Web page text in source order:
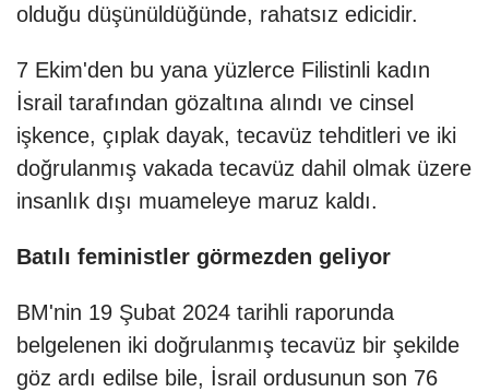
olduğu düşünüldüğünde, rahatsız edicidir.
7 Ekim'den bu yana yüzlerce Filistinli kadın
İsrail tarafından gözaltına alındı ve cinsel
işkence, çıplak dayak, tecavüz tehditleri ve iki
doğrulanmış vakada tecavüz dahil olmak üzere
insanlık dışı muameleye maruz kaldı.
Batılı feministler görmezden geliyor
BM'nin 19 Şubat 2024 tarihli raporunda
belgelenen iki doğrulanmış tecavüz bir şekilde
göz ardı edilse bile, İsrail ordusunun son 76